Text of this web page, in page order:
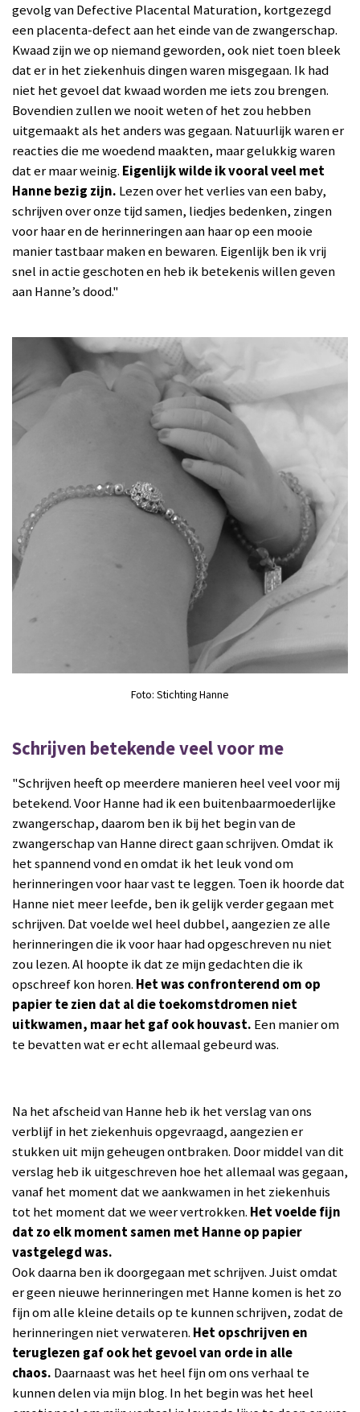
gevolg van Defective Placental Maturation, kortgezegd
een placenta-defect aan het einde van de zwangerschap.
Kwaad zijn we op niemand geworden, ook niet toen bleek
dat er in het ziekenhuis dingen waren misgegaan. Ik had
niet het gevoel dat kwaad worden me iets zou brengen.
Bovendienzullen we nooit weten of het zou hebben
uitgemaakt als het anders was gegaan. Natuurlijk waren er
reacties die me woedend maakten, maar gelukkig waren
dat er maar weinig. Eigenlijk wilde ik vooral veel met
Hanne bezig zijn. Lezen over het verlies van een baby,
schrijven over onze tijd samen, liedjes bedenken, zingen
voor haar en de herinneringen aan haar op een mooie
manier tastbaarmaken enbewaren. Eigenlijk ben ik vrij
snel in actie geschoten en heb ik betekenis willen geven
aanHanne’sdood."
Foto: Stichting Hanne
Schrijven betekende veel voor me
"Schrijven heeft op meerdere manieren heel veel voor mij
betekend.Voor Hanne had ik een buitenbaarmoederlijke
zwangerschap, daarom ben ik bij het begin van de
zwangerschap van Hannedirectgaan schrijven. Omdat ik
het spannend vond en omdat ik het leuk vond om
herinneringen voor haar vast te leggen. Toen ik hoorde dat
Hanne niet meer leefde, ben ik gelijk verder gegaan met
schrijven. Dat voelde wel heel dubbel,aangezien ze alle
herinneringen die ik voor haar had opgeschreven nu niet
zou lezen. Al hoopte ik dat ze mijn gedachten die ik
opschreef kon horen. Het was confronterend om op
papier te zien dat al dietoekomstdromen niet
uitkwamen, maar het gaf ook houvast. Een manier om
te bevattenwat erecht allemaal gebeurd was.
Na het afscheid van Hanne heb ik het verslag van ons
verblijf in het ziekenhuis opgevraagd,aangezien er
stukken uit mijn geheugen ontbraken. Door middel van dit
verslagheb ik uitgeschreven hoe het allemaal was gegaan,
vanaf het moment dat we aankwamen in het ziekenhuis
tot het moment dat we weer vertrokken. Het voelde fijn
dat zo elk moment samen met Hanne op papier
vastgelegd was.
Ook daarna ben ik doorgegaan met schrijven.Juist omdat
er geen nieuwe herinneringen met Hanne komen is het zo
fijn om alle kleine detailsop te kunnen schrijven, zodat de
herinneringen niet verwateren. Het opschrijven en
teruglezen gaf ook het gevoel van orde in alle
chaos. Daarnaast was het heel fijn om ons verhaal te
kunnen delen via mijn blog. In het begin was het heel